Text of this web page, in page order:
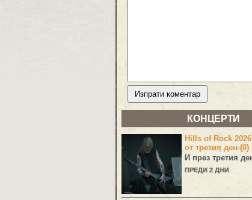
КОНЦЕРТИ
Hills of Rock
от третия ден (0)
И през третия
ПРЕДИ 2 ДНИ